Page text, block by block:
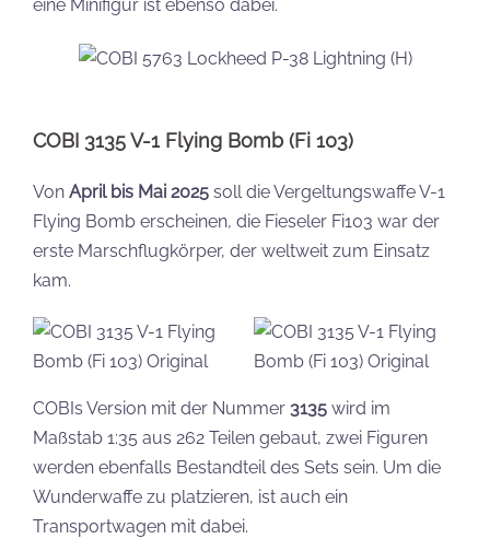
eine Minifigur ist ebenso dabei.
COBI 3135 V-1 Flying Bomb (Fi 103)
Von April bis Mai 2025 soll die Vergeltungswaffe V-1
Flying Bomb erscheinen, die Fieseler Fi103 war der
erste Marschflugkörper, der weltweit zum Einsatz
kam.
COBIs Version mit der Nummer 3135 wird im
Maßstab 1:35 aus 262 Teilen gebaut, zwei Figuren
werden ebenfalls Bestandteil des Sets sein. Um die
Wunderwaffe zu platzieren, ist auch ein
Transportwagen mit dabei.